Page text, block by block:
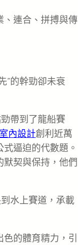
、連合、拼搏與傳
”的幹勁卻未衰
帶到了龍船賽
內設計創利近萬
逼迫的代數題。
契與保持，他們
水上賽道，承載
的體育精力，引